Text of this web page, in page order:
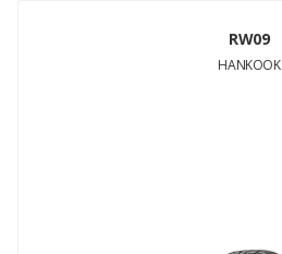
RW09
HANKOOK